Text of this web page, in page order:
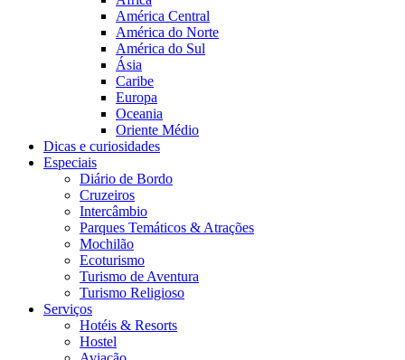
América Central
América do Norte
América do Sul
Ásia
Caribe
Europa
Oceania
Oriente Médio
Dicas e curiosidades
Especiais
Diário de Bordo
Cruzeiros
Intercâmbio
Parques Temáticos & Atrações
Mochilão
Ecoturismo
Turismo de Aventura
Turismo Religioso
Serviços
Hotéis & Resorts
Hostel